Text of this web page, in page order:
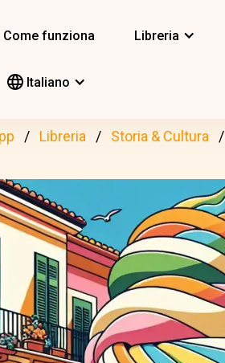
Come funziona Libreria
Italiano
Libreria Storia & Cultura